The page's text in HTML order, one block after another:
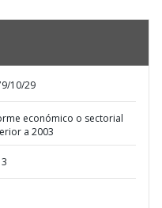
10/29
económico o sectorial
a 2003